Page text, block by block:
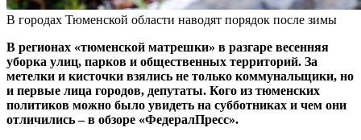
В городах Тюменской области наводят порядок после зимы
В регионах «тюменской матрешки» в разгаре весенняя
уборка улиц, парков и общественных территорий. За
метелки и кисточки взялись не только коммунальщики, но
и первые лица городов, депутаты. Кого из тюменских
политиков можно было увидеть на субботниках и чем они
отличились – в обзоре «ФедералПресс».